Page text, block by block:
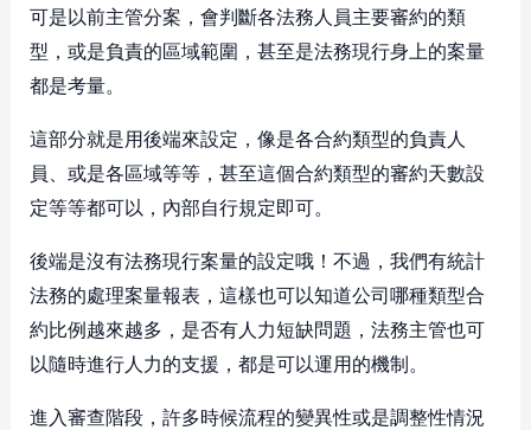
可是以前主管分案，會判斷各法務人員主要審約的類
型，或是負責的區域範圍，甚至是法務現行身上的案量
都是考量。
這部分就是用後端來設定，像是各合約類型的負責人
員、或是各區域等等，甚至這個合約類型的審約天數設
定等等都可以，內部自行規定即可。
後端是沒有法務現行案量的設定哦！不過，我們有統計
法務的處理案量報表，這樣也可以知道公司哪種類型合
約比例越來越多，是否有人力短缺問題，法務主管也可
以隨時進行人力的支援，都是可以運用的機制。
進入審查階段，許多時候流程的變異性或是調整性情況